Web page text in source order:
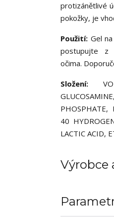
protizánětlivé
pokožky, je
Použití: Gel
postupujte z
očima.
Složení:
PHOSPHATE,
40
LACTIC ACID,
Výrobce